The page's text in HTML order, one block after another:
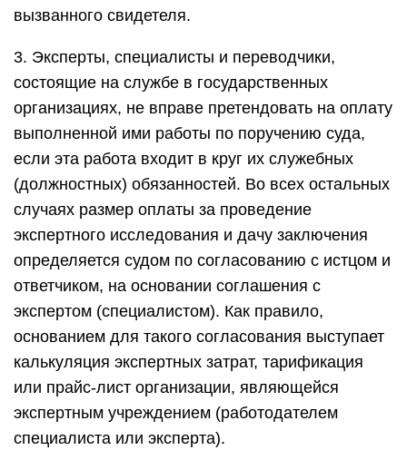
вызванного свидетеля.
3. Эксперты, специалисты и переводчики,
состоящие на службе в государственных
организациях, не вправе претендовать на оплату
выполненной ими работы по поручению суда,
если эта работа входит в круг их служебных
(должностных) обязанностей. Во всех остальных
случаях размер оплаты за проведение
экспертного исследования и дачу заключения
определяется судом по согласованию с истцом и
ответчиком, на основании соглашения с
экспертом (специалистом). Как правило,
основанием для такого согласования выступает
калькуляция экспертных затрат, тарификация
или прайс-лист организации, являющейся
экспертным учреждением (работодателем
специалиста или эксперта).